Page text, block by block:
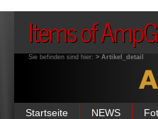
Items of
Sie befinden sind hier: > Artikel_detail
Startseite NEWS